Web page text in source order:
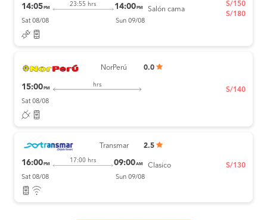
14:05 PM
23:55 hrs 14:00 PM
Sat 08/08 Sun 09/08
Salón cama
S/150
S/180
NorPerú 0.0
15:00 PM
hrs
Sat 08/08
S/140
Transmar 2.5
16:00 PM
17:00 hrs 09:00AM
Sat 08/08 Sun 09/08
Clasico S/130